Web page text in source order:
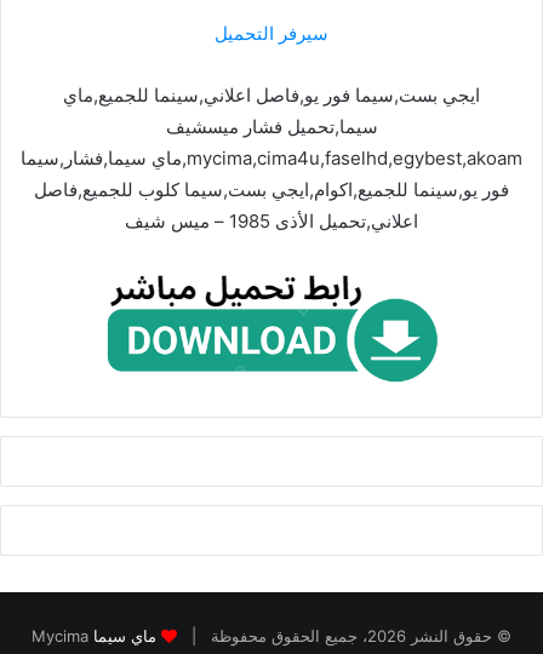
سيرفر التحميل
ايجي بست,سيما فور يو,فاصل اعلاني,سينما للجميع,ماي
سيما,تحميل فشار ميسشيف
mycima,cima4u,faselhd,egybest,akoam,ماي سيما,فشار,سيما
فور يو,سينما للجميع,اكوام,ايجي بست,سيما كلوب للجميع,فاصل
اعلاني,تحميل الأذى 1985 – ميس شيف
© حقوق النشر 2026، جميع الحقوق محفوظة | ماي سيما